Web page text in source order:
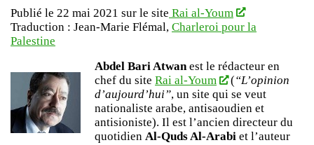
Publié le 22 mai 2021 sur le site Rai al-Youm
Traduction : Jean-Marie Flémal, Charleroi pour la
Palestine
Abdel Bari Atwanest le rédacteur en
chef du site Rai al-Youm (“L’opinion
d’aujourd’hui”, un site qui se veut
nationaliste arabe, antisaoudien et
antisioniste). Il est l’ancien directeur du
quotidien Al-Quds Al-Arabi et l’auteur